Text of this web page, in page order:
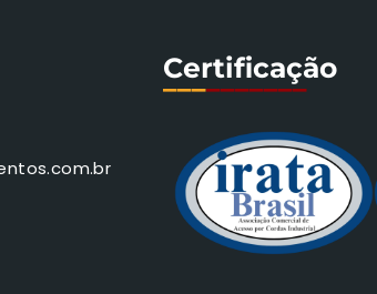
Certificação
__________